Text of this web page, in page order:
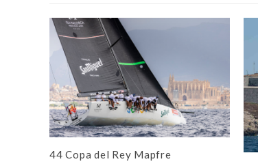
44 Copa del Rey Mapfre